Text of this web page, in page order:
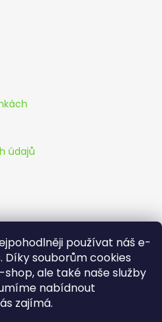
používat náš e-
Díky souborům cookies
ale také naše služby
nabídnout
zajímá.
ve všední dny v
V případě
12:00 hod.
údajů